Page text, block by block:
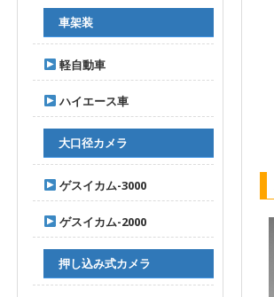
車架装
軽自動車
ハイエース車
大口径カメラ
ゲスイカム-3000
ゲスイカム-2000
押し込み式カメラ